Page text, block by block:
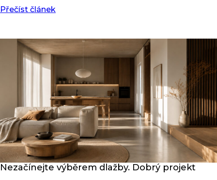
Přečíst článek
Nezačínejte výběrem dlažby. Dobrý projekt